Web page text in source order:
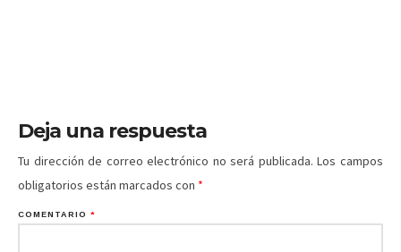
Deja una respuesta
Tu dirección de correo electrónico no será publicada. Los campos
obligatorios están marcados con *
COMENTARIO *